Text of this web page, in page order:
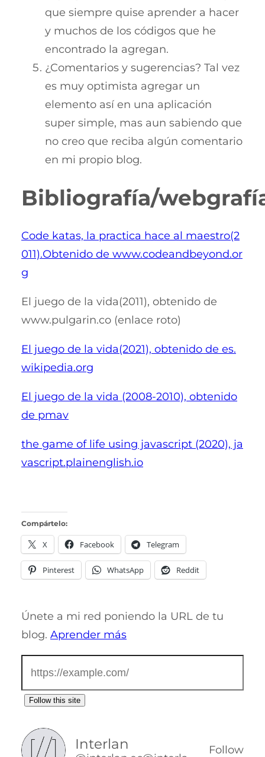
que siempre quise aprender a hacer
y muchos de los códigos que he
encontrado la agregan.
¿Comentarios y sugerencias? Tal vez
es muy optimista agregar un
elemento así en una aplicación
super simple, mas aun sabiendo que
no creo que reciba algún comentario
en mi propio blog.
Bibliografía/
Code katas, la practica hace al maestro(2
011).Obtenido de www.codeandbeyond.or
g
El juego de la vida(2011), obtenido de
www.pulgarin.co (enlace roto)
El juego de la vida(2021), obtenido de es.
wikipedia.org
El juego de la vida (2008-2010), obtenido
de pmav
the game of life using javascript (2020), ja
vascript.plainenglish.io
Compártelo:
X Facebook Telegram
Pinterest WhatsApp Reddit
Únete a mi red poniendo la URL de tu
blog. Aprender más
Follow this site
Interlan Follow